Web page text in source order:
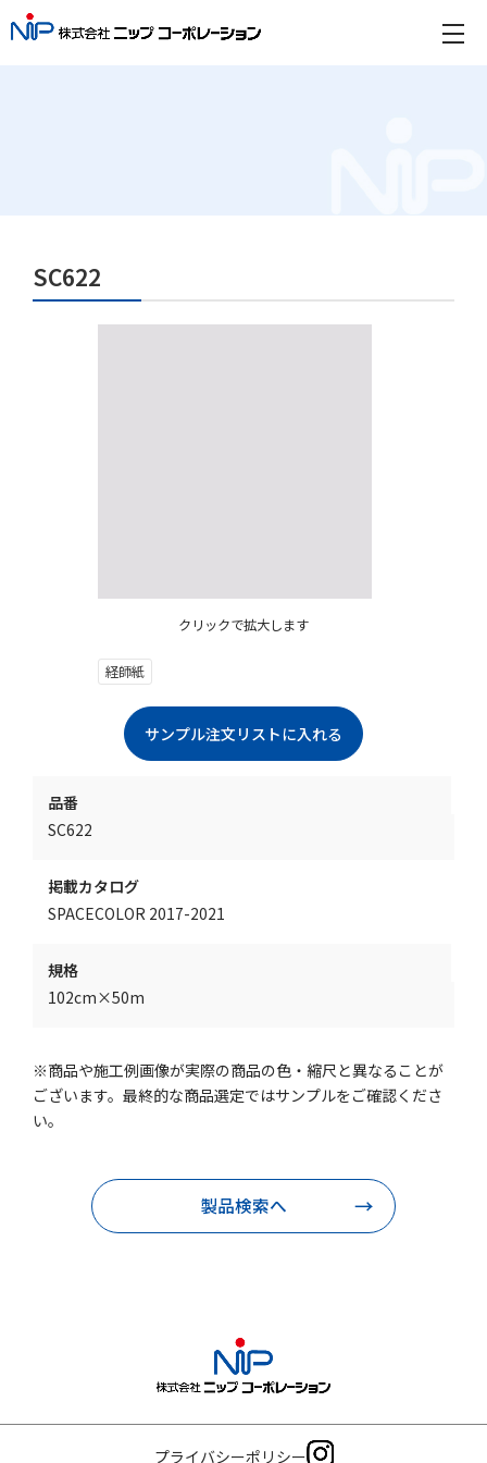
SC622
クリックで拡大します
経師紙
品番
SC622
掲載カタログ
SPACECOLOR 2017-2021
規格
102cm×50m
※商品や施工例画像が実際の商品の色・縮尺と異なることが
ございます。最終的な商品選定ではサンプルをご確認くださ
い。
製品検索へ
プライバシーポリシー